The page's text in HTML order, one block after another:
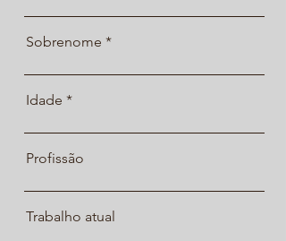
Sobrenome
Idade
Profissão
Trabalho atual